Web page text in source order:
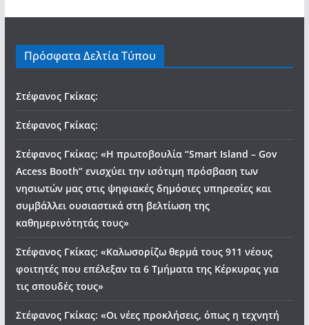
Πρόσφατα Δελτία Τύπου
Στέφανος Γκίκας:
Στέφανος Γκίκας:
Στέφανος Γκίκας: «Η πρωτοβουλία “Smart Island – Gov
Access Booth” ενισχύει την ισότιμη πρόσβαση των
νησιωτών μας στις ψηφιακές δημόσιες υπηρεσίες και
συμβάλλει ουσιαστικά στη βελτίωση της
καθημερινότητάς τους»
Στέφανος Γκίκας: «Καλωσορίζω θερμά τους 911 νέους
φοιτητές που επέλεξαν τα 6 Τμήματα της Κέρκυρας για
τις σπουδές τους»
Στέφανος Γκίκας: «Οι νέες προκλήσεις, όπως η τεχνητή